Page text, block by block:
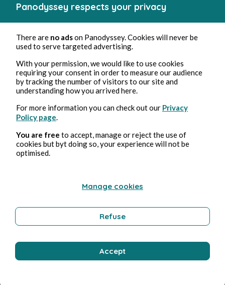
C.lair.e 1min de lecture
C.lair.e 1min de lecture
Panodyssey respects your privacy
There are no adson Panodyssey. Cookies will never be
used to serve targeted advertising.
With your permission, we would like to use cookies
requiring your consent in order to measure our audience
by tracking the number of visitors to our site and
understanding how you arrived here.
For more information you can check out our Privacy
Policy page
You are free to accept, manage or reject the use of
cookies but byt doing so, your experience will not be
optimised.
Manage cookies
Refuse
Accept